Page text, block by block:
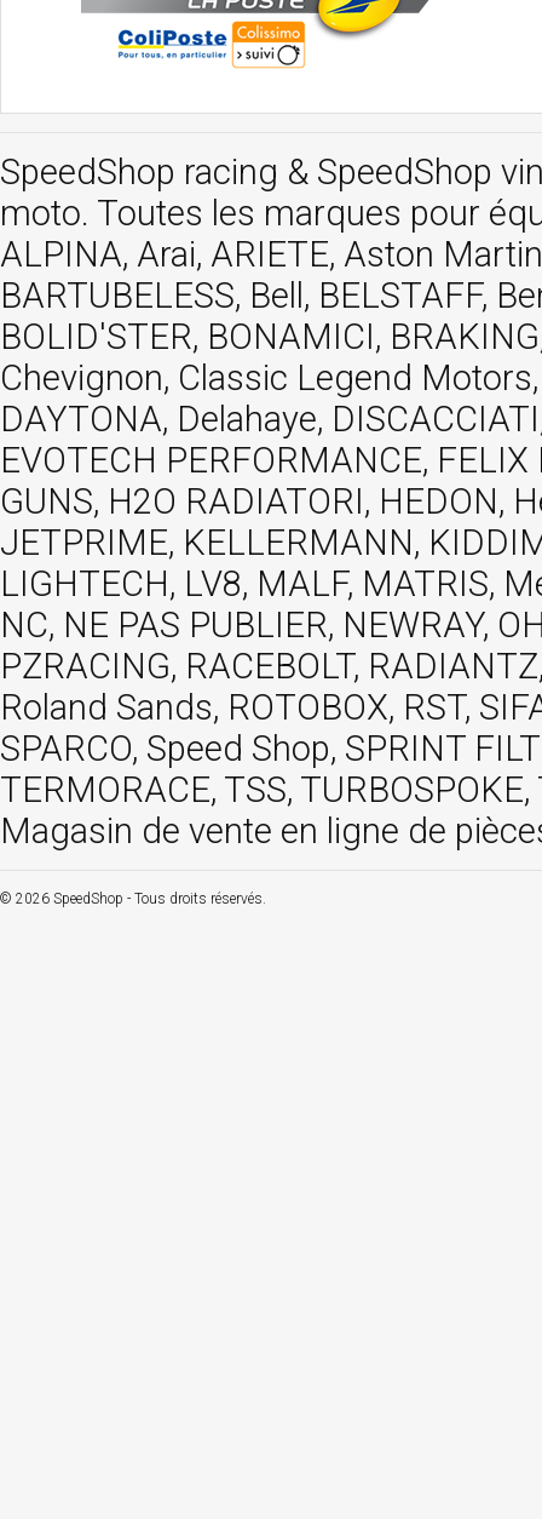
SpeedShop racing & SpeedShop
moto. Toutes les marques pour
ALPINA, Arai, ARIETE, Aston
BARTUBELESS, Bell, BELSTAFF,
BOLID'STER, BONAMICI,
Chevignon, Classic Legend
DAYTONA, Delahaye,
EVOTECH PERFORMANCE,
GUNS, H2O RADIATORI, HEDON,
JETPRIME, KELLERMANN,
LIGHTECH, LV8, MALF, MATRIS,
NC, NE PAS PUBLIER, NEWRAY,
PZRACING, RACEBOLT,
Roland Sands, ROTOBOX, RST,
SPARCO, Speed Shop, SPRINT
TERMORACE, TSS,
Magasin de vente en ligne de
© 2026 SpeedShop - Tous droits réservés.